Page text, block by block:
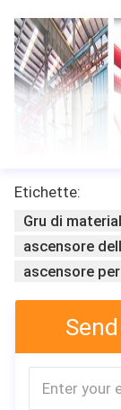
Etichette:
Gru di
ascensore
ascensore